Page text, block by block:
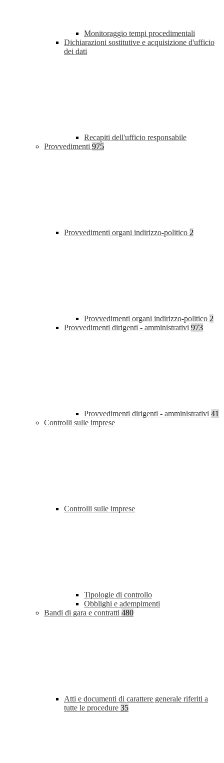
Monitoraggio tempi procedimentali
Dichiarazioni sostitutive e acquisizione d'ufficio
dei dati
Recapiti dell'ufficio responsabile
Provvedimenti 975
Provvedimenti organi indirizzo-politico 2
Provvedimenti organi indirizzo-politico 2
Provvedimenti dirigenti - amministrativi 973
Provvedimenti dirigenti - amministrativi 41
Controlli sulle imprese
Controlli sulle imprese
Tipologie di controllo
Obblighi e adempimenti
Bandi di gara e contratti 480
Atti e documenti di carattere generale riferiti a
tutte le procedure 35